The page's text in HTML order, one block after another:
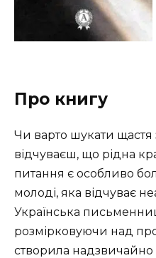
Про книгу
Чи варто шукати
відчуваєш, що рідна
питання є особливо
молоді, яка відчуває
Українська
розмірковуючи над
створила